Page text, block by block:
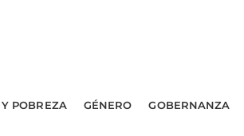
POBREZA GÉNERO GOBERNANZA